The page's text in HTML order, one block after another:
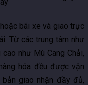
bãi xe và giao trực
Từ các trung tâm như
cao như Mù Cang Chải,
hóa đều được vận
bản giao nhận đầy đủ,